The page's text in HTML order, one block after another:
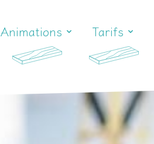
Animations Tarifs